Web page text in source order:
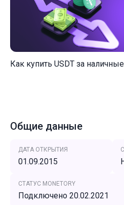
Как купить USDT за наличные
Общие данные
ДАТА ОТКРЫТИЯ
01.09.2015
СТАТУС MONETORY
Подключено 20.02.2021